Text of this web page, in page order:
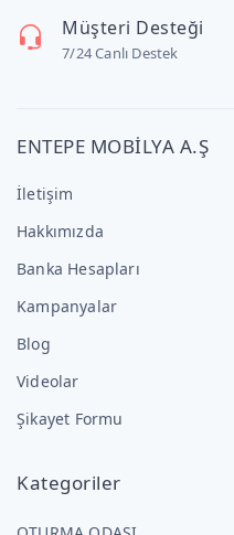
Müşteri Desteği
7/24 Canlı Destek
ENTEPE MOBİLYA A.Ş
İletişim
Hakkımızda
Banka Hesapları
Kampanyalar
Blog
Videolar
Şikayet Formu
Kategoriler